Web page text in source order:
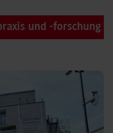
und -forschung